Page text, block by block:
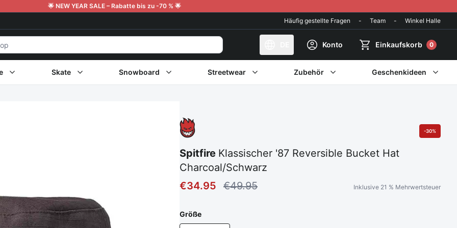
🌟 NEW YEAR SALE – Rabatte bis zu -70 % 🌟
Häufig gestellte Fragen - Team - Winkel Halle
Konto Einkaufskorb 0
Skate Snowboard Streetwear Zubehör Geschenkideen
-30%
Spitfire Klassischer '87 Reversible Bucket Hat
Charcoal/Schwarz
€34.95
€49.95 Inklusive 21 % Mehrwertsteuer
Größe